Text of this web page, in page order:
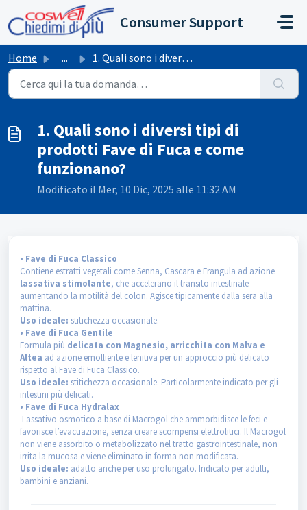
Salta al contenuto principale
Consumer Support
Home ... 1. Quali sono i diversi tipi di prodotti Fave di Fuca e c...
1. Quali sono i diversi tipi di
prodotti Fave di Fuca e come
funzionano?
Modificato il Mer, 10 Dic, 2025 alle 11:32 AM
• Fave di Fuca Classico
Contiene estratti vegetali come Senna, Cascara e Frangula ad azione
lassativa stimolante, che accelerano il transito intestinale
aumentando la motilità del colon. Agisce tipicamente dalla sera alla
mattina.
Uso ideale: stitichezza occasionale.
• Fave di Fuca Gentile
Formula più delicata con Magnesio, arricchita con Malva e
Altea ad azione emolliente e lenitiva per un approccio più delicato
rispetto al Fave di Fuca Classico.
Uso ideale: stitichezza occasionale. Particolarmente indicato per gli
intestini più delicati.
• Fave di Fuca Hydralax
Lassativo osmotico a base di Macrogol che ammorbidisce le feci e
favorisce l’evacuazione, senza creare scompensi elettrolitici. Il Macrogol
non viene assorbito o metabolizzato nel tratto gastrointestinale, non
irrita la mucosa e viene eliminato in forma non modificata.
Uso ideale: adatto anche per uso prolungato. Indicato per adulti,
bambini e anziani.